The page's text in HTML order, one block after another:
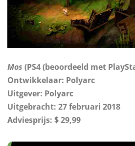
Mos (PS4 (beoordeeld met
Ontwikkelaar: Polyarc
Uitgever: Polyarc
Uitgebracht: 27 februari 2018
Adviesprijs: $ 29,99